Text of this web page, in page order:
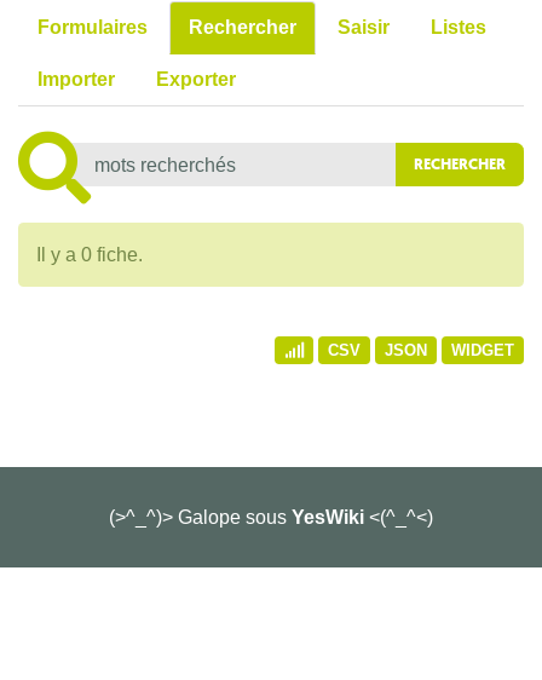
Formulaires Rechercher Saisir Listes
Importer Exporter
Il y a 0 fiche.
CSV JSON WIDGET
(>^_^)> Galope sous YesWiki <(^_^<)